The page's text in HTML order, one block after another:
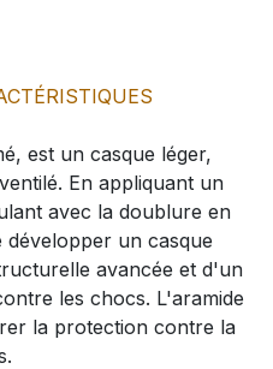
est un casque léger,
En appliquant un
avec la doublure en
développer un casque
avancée et d'un
les chocs. L'aramide
la protection contre la